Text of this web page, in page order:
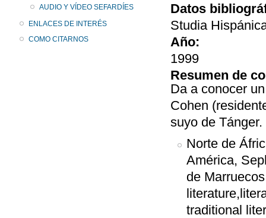
AUDIO Y VÍDEO SEFARDÍES
ENLACES DE INTERÉS
COMO CITARNOS
Datos
Studia
Año:
1999
Resumen de
Da a conocer
Cohen
suyo de
Norte de
América,
de
traditional